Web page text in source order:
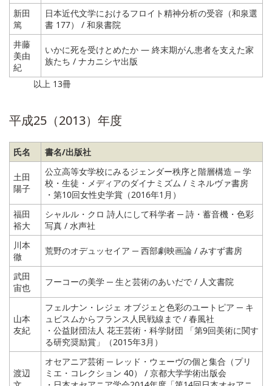
新田
篤
日本近代文学におけるフロイト精神分析の受容（和泉選
書 177） / 和泉書院
井藤
美由
紀
いかに死を受けとめたか ― 終末期がん患者を支えた家
族たち / ナカニシヤ出版
以上 13冊
平成25（2013）年度
氏名 書名/出版社
土田
陽子
公立高等女学校にみるジェンダー秩序と階層構造 ─ 学
校・生徒・メディアのダイナミズム / ミネルヴァ書房
・第10回女性史学賞（2016年1月）
福田
裕大
シャルル・クロ 詩人にして科学者 ─ 詩・蓄音機・色彩
写真 / 水声社
川本
徹
荒野のオデュッセイア ─ 西部劇映画論 / みすず書房
武田
宙也
フーコーの美学 ─ 生と芸術のあいだで / 人文書院
山本
友紀
フェルナン・レジェ オブジェと色彩のユートピア ─ キ
ュビスムからフランス人民戦線まで / 春風社
・公益財団法人 花王芸術・科学財団 「第9回美術に関す
る研究奨励賞」（2015年3月）
渡辺
オセアニア芸術 ─ レッド・ウェーヴの個と集合（プリ
ミエ・コレクション 40） / 京都大学学術出版会